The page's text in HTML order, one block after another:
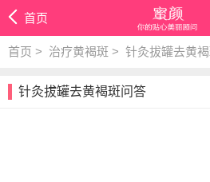
首页
首页 > 治疗黄褐斑 > 针灸拔罐去黄
答
针灸拔罐去黄褐斑问答